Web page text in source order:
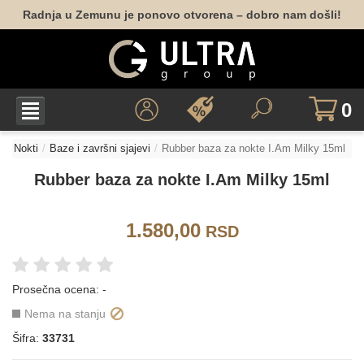
Radnja u Zemunu je ponovo otvorena – dobro nam došli!
0
Nokti Baze i završni sjajevi Rubber baza za nokte I.Am Milky 15ml
Rubber baza za nokte I.Am Milky 15ml
1.580,00RSD
Prosečna ocena: -
Nema na stanju
Šifra: 33731